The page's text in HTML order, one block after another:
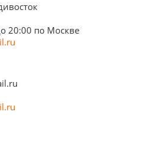
20:00 по Москве